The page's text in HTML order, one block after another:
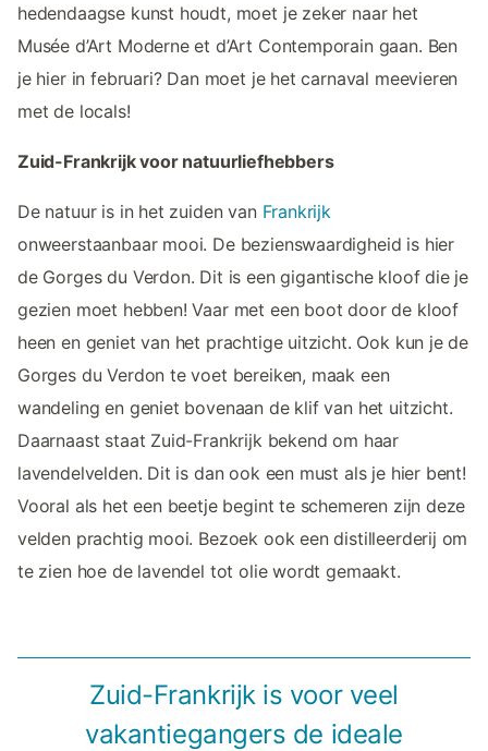
hedendaagse kunst houdt, moet je zeker naar het
Musée d’Art Moderne et d’Art Contemporain gaan. Ben
je hier in februari? Dan moet je het carnaval meevieren
met de locals!
Zuid-Frankrijk voor natuurliefhebbers
De natuur is in het zuiden van Frankrijk
onweerstaanbaar mooi. De bezienswaardigheid is hier
de Gorges du Verdon. Dit is een gigantische kloof die je
gezien moet hebben! Vaar met een boot door de kloof
heen en geniet van het prachtige uitzicht. Ook kun je de
Gorges du Verdon te voet bereiken, maak een
wandeling en geniet bovenaan de klif van het uitzicht.
Daarnaast staat Zuid-Frankrijk bekend om haar
lavendelvelden. Dit is dan ook een must als je hier bent!
Vooral als het een beetje begint te schemeren zijn deze
velden prachtig mooi. Bezoek ook een distilleerderij om
te zien hoe de lavendel tot olie wordt gemaakt.
Zuid-Frankrijk is voor veel
vakantiegangers de ideale